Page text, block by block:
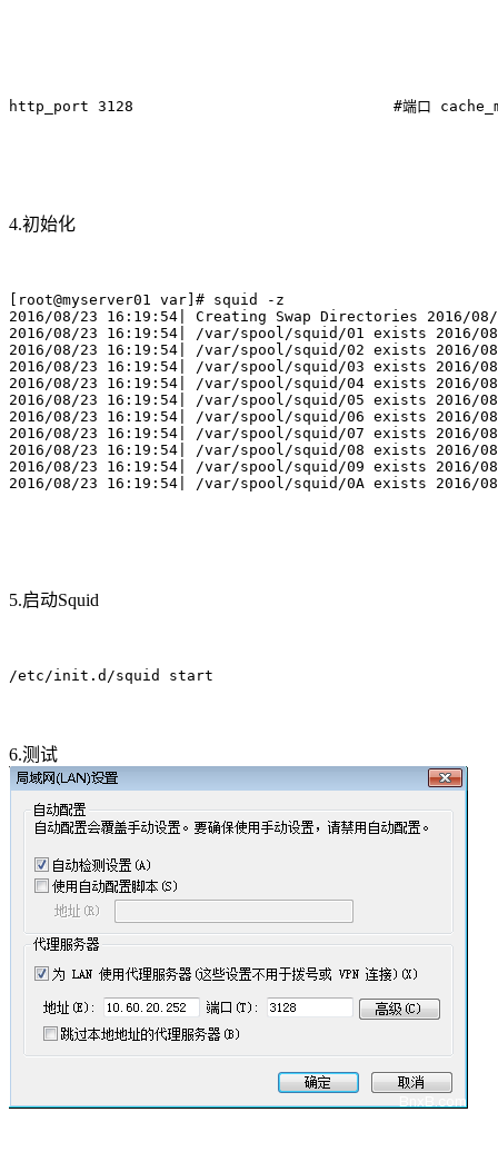
http_port 3128　　　　　　　　　　　　　　　　　　#端
4.初始化
[root@myserver01 var]# squid -z
2016/08/23 16:19:54| Creating Swap Directories
2016/08/23 16:19:54| /var/spool/squid/01 exists
2016/08/23 16:19:54| /var/spool/squid/02 exists
2016/08/23 16:19:54| /var/spool/squid/03 exists
2016/08/23 16:19:54| /var/spool/squid/04 exists
2016/08/23 16:19:54| /var/spool/squid/05 exists
2016/08/23 16:19:54| /var/spool/squid/06 exists
2016/08/23 16:19:54| /var/spool/squid/07 exists
2016/08/23 16:19:54| /var/spool/squid/08 exists
2016/08/23 16:19:54| /var/spool/squid/09 exists
2016/08/23 16:19:54| /var/spool/squid/0A exists
5.启动Squid
/etc/init.d/squid start
6.测试